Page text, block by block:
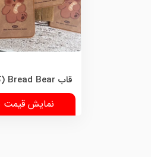
قاب Bread Bear (کدC2211)
نمایش قیمت